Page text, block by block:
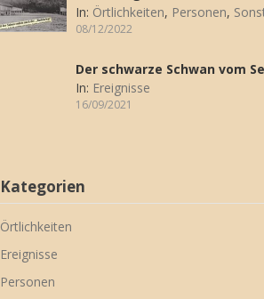
In: Örtlichkeiten, Personen,
08/12/2022
Der schwarze Schwan vom
In: Ereignisse
16/09/2021
Kategorien
Örtlichkeiten
Ereignisse
Personen